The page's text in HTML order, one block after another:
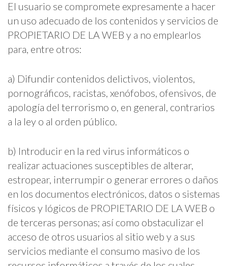
El usuario se compromete expresamente a hacer
un uso adecuado de los contenidos y servicios de
PROPIETARIO DE LA WEB y a no emplearlos
para, entre otros:
a) Difundir contenidos delictivos, violentos,
pornográficos, racistas, xenófobos, ofensivos, de
apología del terrorismo o, en general, contrarios
a la ley o al orden público.
b) Introducir en la red virus informáticos o
realizar actuaciones susceptibles de alterar,
estropear, interrumpir o generar errores o daños
en los documentos electrónicos, datos o sistemas
físicos y lógicos de PROPIETARIO DE LA WEB o
de terceras personas; así como obstaculizar el
acceso de otros usuarios al sitio web y a sus
servicios mediante el consumo masivo de los